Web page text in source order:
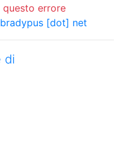
errore
[dot] net
di